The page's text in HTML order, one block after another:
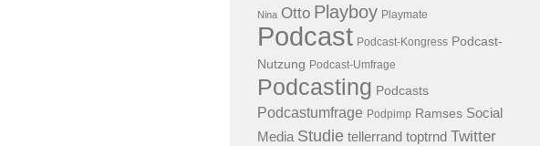
Nina Otto Playboy Playmate
Podcast Podcast-Kongress Podcast-
Nutzung Podcast-Umfrage
Podcasting Podcasts
Podcastumfrage Podpimp Ramses Social
Media Studie tellerrand toptrnd Twitter